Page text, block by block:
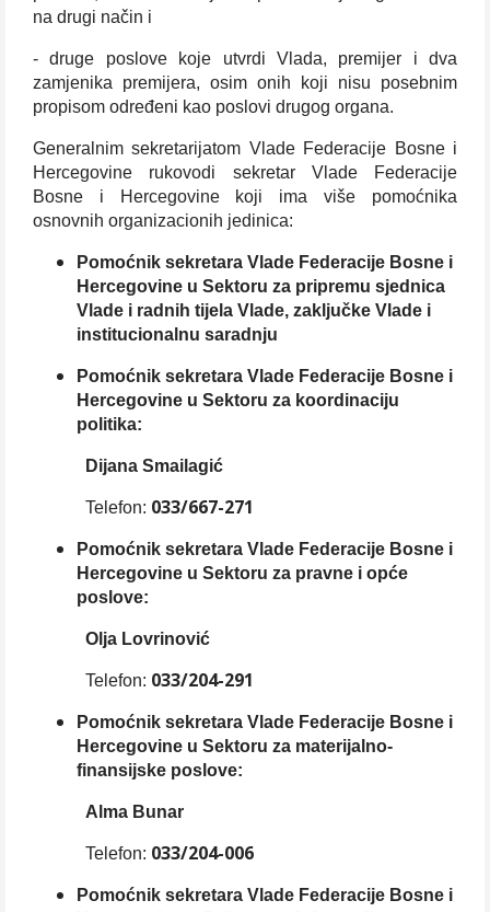
na drugi način i
- druge poslove koje utvrdi Vlada, premijer i dva
zamjenika premijera, osim onih koji nisu posebnim
propisom određeni kao poslovi drugog organa.
Generalnim sekretarijatom Vlade Federacije Bosne i
Hercegovine rukovodi sekretar Vlade Federacije
Bosne i Hercegovine koji ima više pomoćnika
osnovnih organizacionih jedinica:
Pomoćnik sekretara Vlade Federacije Bosne i
Hercegovine u Sektoru za pripremu sjednica
Vlade i radnih tijela Vlade, zaključke Vlade i
institucionalnu saradnju
Pomoćnik sekretara Vlade Federacije Bosne i
Hercegovine u Sektoru za koordinaciju
politika:
Dijana Smailagić
Telefon: 033/667-271
Pomoćnik sekretara Vlade Federacije Bosne i
Hercegovine u Sektoru za pravne i opće
poslove:
Olja Lovrinović
Telefon: 033/204-291
Pomoćnik sekretara Vlade Federacije Bosne i
Hercegovine u Sektoru za materijalno-
finansijske poslove:
Alma Bunar
Telefon: 033/204-006
Pomoćnik sekretara Vlade Federacije Bosne i